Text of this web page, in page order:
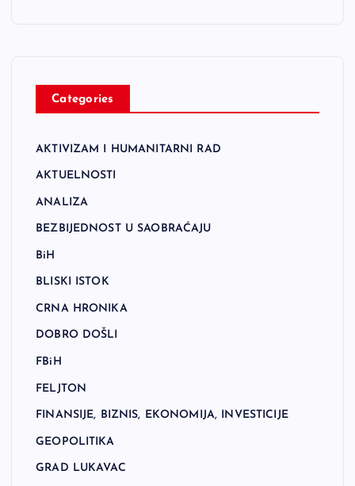
Categories
AKTIVIZAM I HUMANITARNI RAD
AKTUELNOSTI
ANALIZA
BEZBIJEDNOST U SAOBRAĆAJU
BiH
BLISKI ISTOK
CRNA HRONIKA
DOBRO DOŠLI
FBiH
FELJTON
FINANSIJE, BIZNIS, EKONOMIJA, INVESTICIJE
GEOPOLITIKA
GRAD LUKAVAC